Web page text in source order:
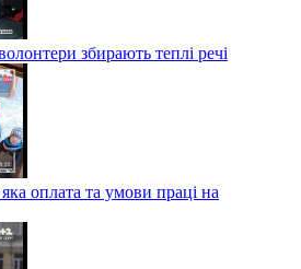
збирають теплі речі
оплата та умови праці на